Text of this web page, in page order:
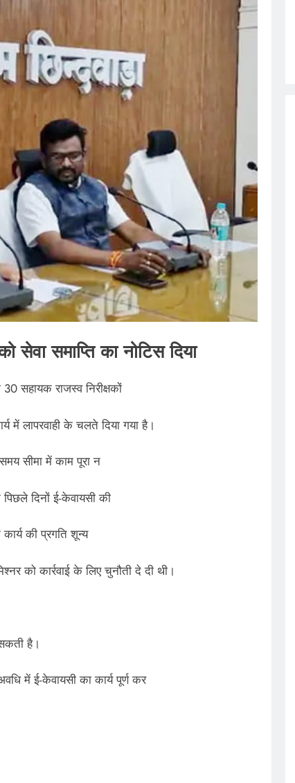
समाप्ति का नोटिस दिया
सहायक राजस्व निरीक्षकों
में लापरवाही के चलते दिया गया है।
सीमा में काम पूरा न
दिनों ई-केवायसी की
की प्रगति शून्य
को कार्रवाई के लिए चुनौती दे दी थी।
है।
में ई-केवायसी का कार्य पूर्ण कर